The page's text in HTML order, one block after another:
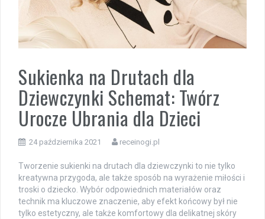
Sukienka na Drutach dla
Dziewczynki Schemat: Twórz
Urocze Ubrania dla Dzieci
24 października 2021 receinogi.pl
Tworzenie sukienki na drutach dla dziewczynki to nie tylko
kreatywna przygoda, ale także sposób na wyrażenie miłości i
troski o dziecko. Wybór odpowiednich materiałów oraz
technik ma kluczowe znaczenie, aby efekt końcowy był nie
tylko estetyczny, ale także komfortowy dla delikatnej skóry